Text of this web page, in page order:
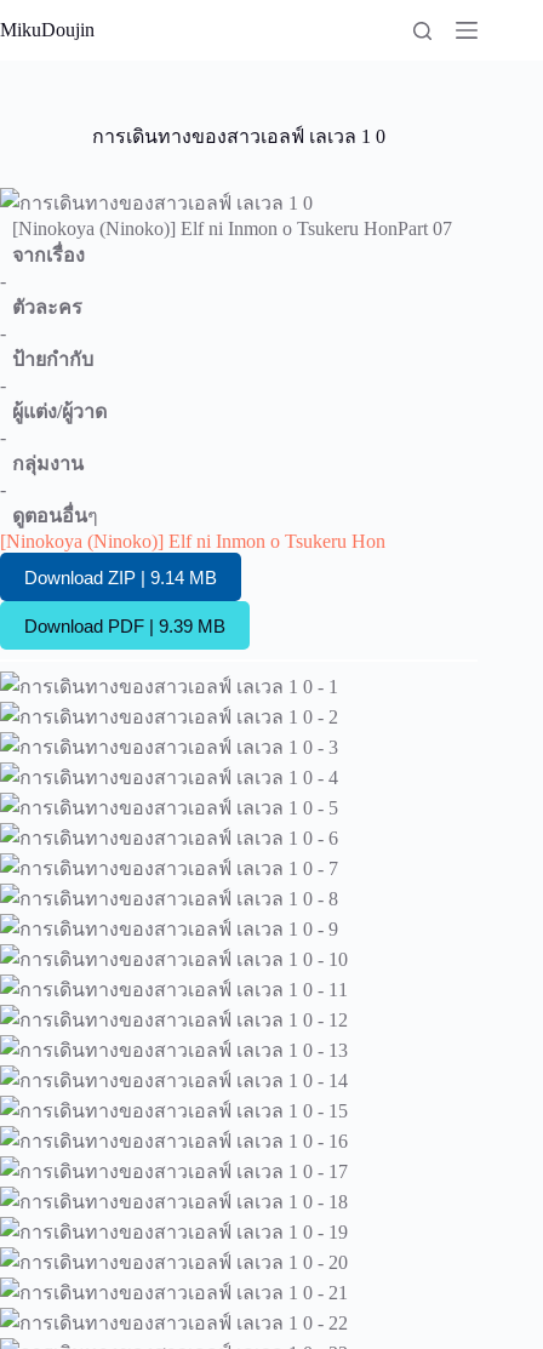
to
MikuDoujin
การเดินทางของสาวเอลฟ์ เลเวล 1 0
[Ninokoya (Ninoko)] Elf ni Inmon o Tsukeru HonPart 07
จากเรื่อง
-
ตัวละคร
-
ป้ายกำกับ
-
ผู้แต่ง/ผู้วาด
-
กลุ่มงาน
-
ดูตอนอื่นๆ
[Ninokoya (Ninoko)] Elf ni Inmon o Tsukeru Hon
Download ZIP | 9.14 MB
Download PDF | 9.39 MB